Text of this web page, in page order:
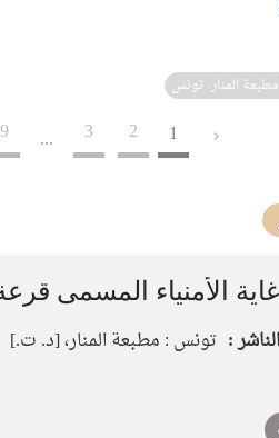
1
2
3
...
9
غاية الأمنياء المسمى قرعة
الناشر : تونس : مطبعة المنار، [د. ت.]